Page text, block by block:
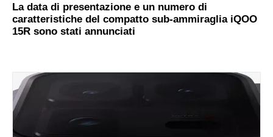
La data di presentazione e un numero di
caratteristiche del compatto sub-ammiraglia iQOO
15R sono stati annunciati